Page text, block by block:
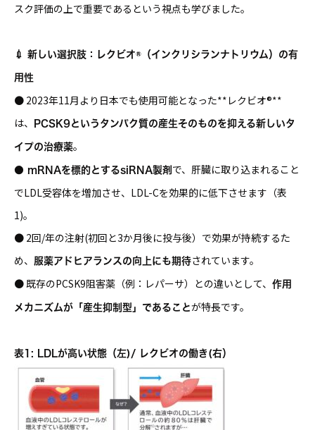
スク評価の上で重要であるという視点も学びました。
💉 新しい選択肢：レクビオ®（インクリシランナトリウム）の有
用性
● 2023年11月より日本でも使用可能となった**レクビオ®**
は、
PCSK9というタンパク質の産生そのものを抑える新しいタ
イプの治療薬。
● mRNAを標的とするsiRNA製剤 で、肝臓に取り込まれること
でLDL受容体を増加させ、LDL-Cを効果的に低下させます（表
1)。
● 2回/年の注射(初回と3か月後に投与後）で効果が持続するた
め、
服薬アドヒアランスの向上にも期待されています。
● 既存のPCSK9阻害薬（例：レパーサ）との違いとして、
作用
メカニズムが「産生抑制型」であることが特長です。
表1: LDLが高い状態（左)/ レクビオの働き(右）